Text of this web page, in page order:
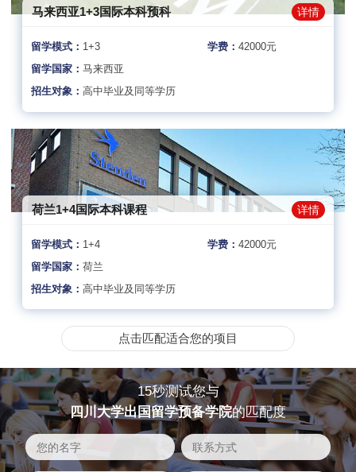
马来西亚1+3国际本科预科 详情
留学模式： 1+3 学费： 42000元
留学国家：马来西亚
招生对象： 高中毕业及同等学历
荷兰1+4国际本科课程 详情
留学模式： 1+4 学费： 42000元
留学国家：荷兰
招生对象：高中毕业及同等学历
点击匹配适合您的项目
15秒测试您与
四川大学出国留学预备学院的匹配度